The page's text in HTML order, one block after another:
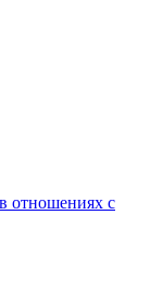
отношениях с